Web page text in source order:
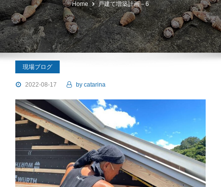
Home 戸建て増築計画－6
現場ブログ
2022-08-17 by catarina